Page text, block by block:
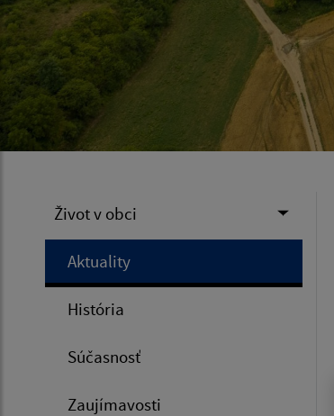
Život v obci
Aktuality
História
Súčasnosť
Zaujímavosti